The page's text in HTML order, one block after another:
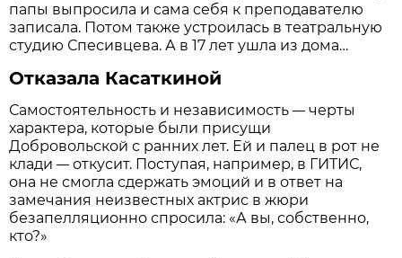
папы выпросила и сама себя к преподавателю
записала. Потом также устроилась в театральную
студию Спесивцева. А в 17 лет ушла из дома…
Отказала Касаткиной
Самостоятельность и независимость— черты
характера, которые были присущи
Добровольской с ранних лет. Ей и палец в рот не
клади— откусит. Поступая, например, в ГИТИС,
она не смогла сдержать эмоций и в ответ на
замечания неизвестных актрис в жюри
безапелляционно спросила: «А вы, собственно,
кто?»